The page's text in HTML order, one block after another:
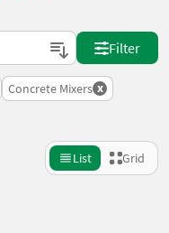
Filter
Concrete Mixers x
List Grid